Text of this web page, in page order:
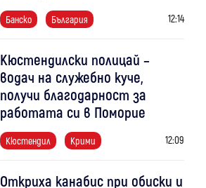
Банско България 12:14
Кюстендилски полицай –
водач на служебно куче,
получи благодарност за
работата си в Поморие
Кюстендил Крими 12:09
Откриха канабис при обиски и